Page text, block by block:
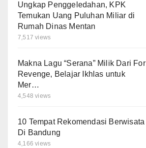
Ungkap Penggeledahan, KPK
Temukan Uang Puluhan Miliar di
Rumah Dinas Mentan
7,517 views
Makna Lagu “Serana” Milik Dari For
Revenge, Belajar Ikhlas untuk
Mer…
4,548 views
10 Tempat Rekomendasi Berwisata
Di Bandung
4,166 views